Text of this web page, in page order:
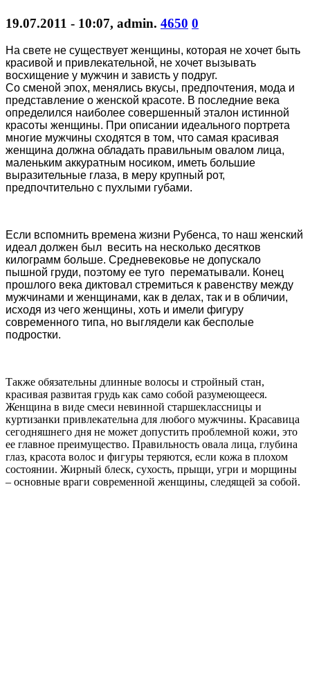
19.07.2011 - 10:07, admin. 4650 0
На свете не существует женщины, которая не хочет быть
красивой и привлекательной, не хочет вызывать
восхищение у мужчин и зависть у подруг.
Со сменой эпох, менялись вкусы, предпочтения, мода и
представление о женской красоте. В последние века
определился наиболее совершенный эталон истинной
красоты женщины. При описании идеального портрета
многие мужчины сходятся в том, что самая красивая
женщина должна обладать правильным овалом лица,
маленьким аккуратным носиком, иметь большие
выразительные глаза, в меру крупный рот,
предпочтительно с пухлыми губами.
Если вспомнить времена жизни Рубенса, то наш женский
идеал должен был весить на несколько десятков
килограмм больше. Средневековье не допускало
пышной груди, поэтому ее туго перематывали. Конец
прошлого века диктовал стремиться к равенству между
мужчинами и женщинами, как в делах, так и в обличии,
исходя из чего женщины, хоть и имели фигуру
современного типа, но выглядели как бесполые
подростки.
Также обязательны длинные волосы и стройный стан,
красивая развитая грудь как само собой разумеющееся.
Женщина в виде смеси невинной старшеклассницы и
куртизанки привлекательна для любого мужчины. Красавица
сегодняшнего дня не может допустить проблемной кожи, это
ее главное преимущество. Правильность овала лица, глубина
глаз, красота волос и фигуры теряются, если кожа в плохом
состоянии. Жирный блеск, сухость, прыщи, угри и морщины
– основные враги современной женщины, следящей за собой.